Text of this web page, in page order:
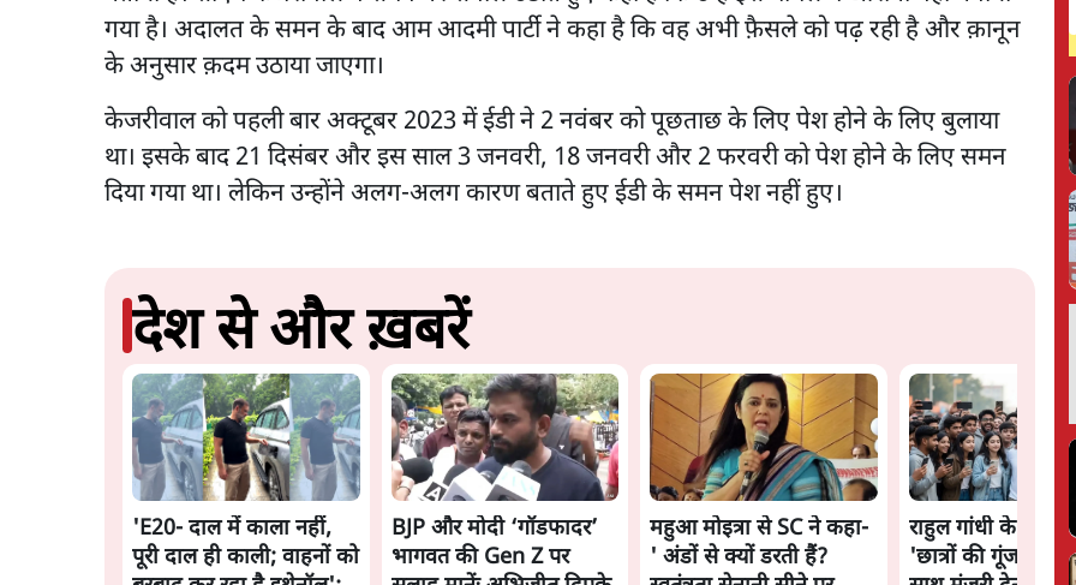
गया है। अदालत के समन के बाद आम आदमी पार्टी ने कहा है कि वह अभी फ़ैसले को पढ़ रही है और क़ानून
के अनुसार क़दम उठाया जाएगा।
केजरीवाल को पहली बार अक्टूबर 2023 में ईडी ने 2 नवंबर को पूछताछ के लिए पेश होने के लिए बुलाया
था। इसके बाद 21 दिसंबर और इस साल 3 जनवरी, 18 जनवरी और 2 फरवरी को पेश होने के लिए समन
दिया गया था। लेकिन उन्होंने अलग-अलग कारण बताते हुए ईडी के समन पेश नहीं हुए।
देश से और ख़बरें
'E20- दाल में काला नहीं,
पूरी दाल ही काली; वाहनों को
BJP और मोदी ‘गॉडफादर’
भागवत की Gen Z पर
महुआ मोइत्रा से SC ने कहा-
' अंडों से क्यों डरती हैं?
राहुल गांधी के जेन
'छात्रों की गूंज' को